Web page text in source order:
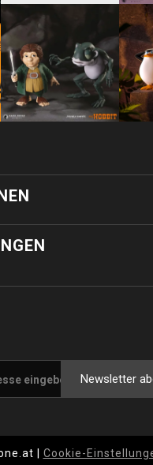
Newsletter
| Cookie-